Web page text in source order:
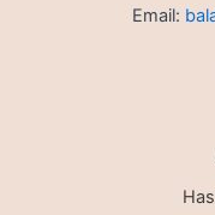
Email: